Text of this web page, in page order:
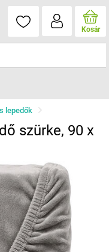
Kosár
lepedők
szürke, 90 x